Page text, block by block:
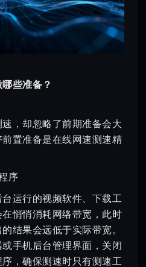
些准备？
，却忽略了前期准备会大
置准备是在线网速测速精
序
运行的视频软件、下载工
悄悄消耗网络带宽，此时
结果会远低于实际带宽。
手机后台管理界面，关闭
，确保测速时只有测速工